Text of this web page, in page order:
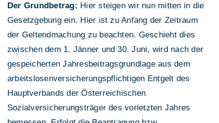
Der Grundbetrag: Hier steigen wir nun mitten in die
Gesetzgebung ein. Hier ist zu Anfang der Zeitraum
der Geltendmachung zu beachten. Geschieht dies
zwischen dem 1. Jänner und 30. Juni, wird nach der
gespeicherten Jahresbeitragsgrundlage aus dem
arbeitslosenversicherungspflichtigen Entgelt des
Hauptverbands der Österreichischen
Sozialversicherungsträger des vorletzten Jahres